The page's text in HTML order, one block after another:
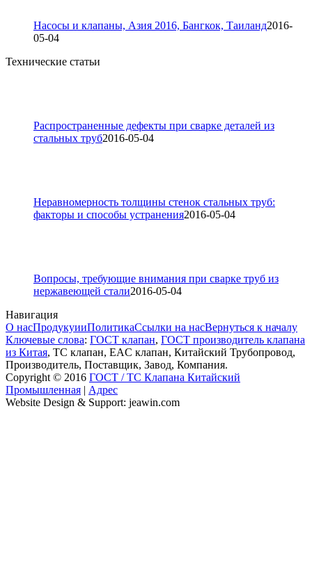
Насосы и клапаны, Азия 2016, Бангкок, Таиланд2016-
05-04
Технические статьи
Распространенные дефекты при сварке деталей из
стальных труб2016-05-04
Неравномерность толщины стенок стальных труб:
факторы и способы устранения2016-05-04
Вопросы, требующие внимания при сварке труб из
нержавеющей стали2016-05-04
Навигация
О насПродукуииПолитикаСсылки на насВернуться к началу
Ключевые слова: ГОСТ клапан, ГОСТ производитель клапана
из Китая, ТС клапан, EAC клапан, Китайский Трубопровод,
Производитель, Поставщик, Завод, Компания.
Copyright © 2016 ГОСТ / ТС Клапана Китайский
Промышленная | Адрес
Website Design & Support: jeawin.com